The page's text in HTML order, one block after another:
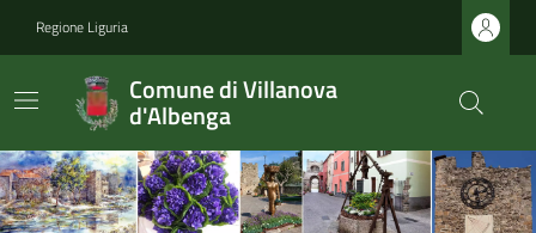
Regione Liguria
Comune di Villanova
d'Albenga